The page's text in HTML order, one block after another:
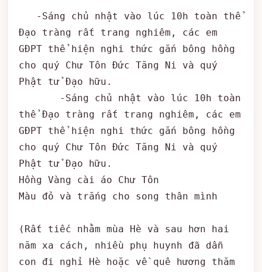
Đạo tràng rất trang nghiêm, các em
GĐPT thể hiện nghi thức gắn bông hồng
cho quý Chư Tôn Đức Tăng Ni và quý
Phật tử Đạo hữu.
thể Đạo tràng rất trang nghiêm, các em
GĐPT thể hiện nghi thức gắn bông hồng
cho quý Chư Tôn Đức Tăng Ni và quý
Phật tử Đạo hữu.
Hồng Vàng cài áo Chư Tôn
Màu đỏ và trắng cho song thân mình
(Rất tiếc nhằm mùa Hè và sau hơn hai
năm xa cách, nhiều phụ huynh đã dẫn
con đi nghỉ Hè hoặc về quê hương thăm